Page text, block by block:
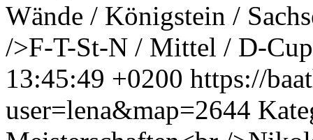
Wände / Königstein /
/>F-T-St-N / Mittel / D-
13:45:49 +0200 https://
user=lena&map=2644